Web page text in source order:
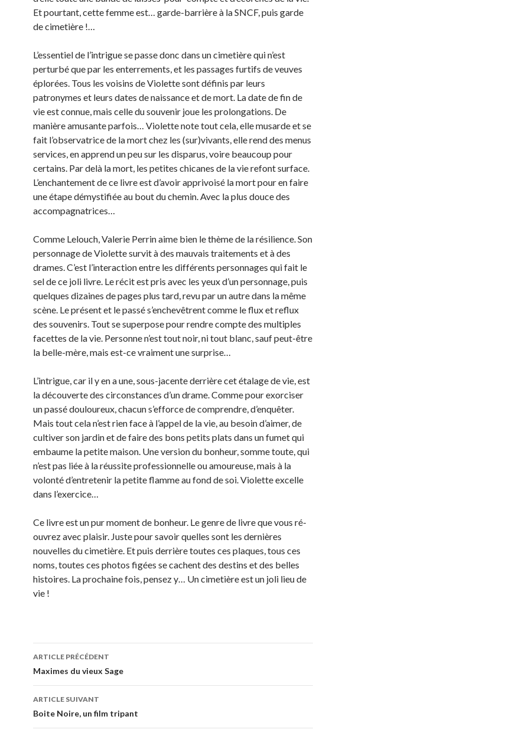
Et pourtant, cette femme est… garde-barrière à la SNCF, puis garde
de cimetière !…
L’essentiel de l’intrigue se passe donc dans un cimetière qui n’est
perturbé que par les enterrements, et les passages furtifs de veuves
éplorées. Tous les voisins de Violette sont définis par leurs
patronymes et leurs dates de naissance et de mort. La date de fin de
vie est connue, mais celle du souvenir joue les prolongations. De
manière amusante parfois… Violette note tout cela, elle musarde et se
fait l’observatrice de la mort chez les (sur)vivants, elle rend des menus
services, en apprend un peu sur les disparus, voire beaucoup pour
certains. Par delà la mort, les petites chicanes de la vie refont surface.
L’enchantement de ce livre est d’avoir apprivoisé la mort pour en faire
une étape démystifiée au bout du chemin. Avec la plus douce des
accompagnatrices…
Comme Lelouch, Valerie Perrin aime bien le thème de la résilience. Son
personnage de Violette survit à des mauvais traitements et à des
drames. C’est l’interaction entre les différents personnages qui fait le
sel de ce joli livre. Le récit est pris avec les yeux d’un personnage, puis
quelques dizaines de pages plus tard, revu par un autre dans la même
scène. Le présent et le passé s’enchevêtrent comme le flux et reflux
des souvenirs. Tout se superpose pour rendre compte des multiples
facettes de la vie. Personne n’est tout noir, ni tout blanc, sauf peut-être
la belle-mère, mais est-ce vraiment une surprise…
L’intrigue, car il y en a une, sous-jacente derrière cet étalage de vie, est
la découverte des circonstances d’un drame. Comme pour exorciser
un passé douloureux, chacun s’efforce de comprendre, d’enquêter.
Mais tout cela n’est rien face à l’appel de la vie, au besoin d’aimer, de
cultiver son jardin et de faire des bons petits plats dans un fumet qui
embaume la petite maison. Une version du bonheur, somme toute, qui
n’est pas liée à la réussite professionnelle ou amoureuse, mais à la
volonté d’entretenir la petite flamme au fond de soi. Violette excelle
dans l’exercice…
Ce livre est un pur moment de bonheur. Le genre de livre que vous ré-
ouvrez avec plaisir. Juste pour savoir quelles sont les dernières
nouvelles du cimetière. Et puis derrière toutes ces plaques, tous ces
noms, toutes ces photos figées se cachent des destins et des belles
histoires. La prochaine fois, pensez y… Un cimetière est un joli lieu de
vie !
Navigation
des
articles
ARTICLE PRÉCÉDENT
Maximes du vieux Sage
ARTICLE SUIVANT
Boite Noire, un film tripant